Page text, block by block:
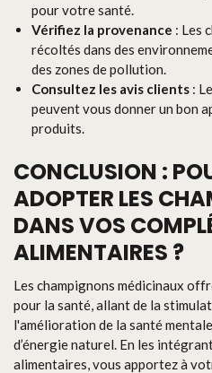
pour votre santé.
Vérifiez la provenance : Les
récoltés dans des
des zones de pollution.
Consultez les avis clients :
peuvent vous donner un bon
produits.
CONCLUSION :
ADOPTER LES
DANS VOS
ALIMENTAIRES ?
Les champignons médicinaux
pour la santé, allant de la
l'amélioration de la santé
d’énergie naturel. En les
alimentaires, vous apportez à